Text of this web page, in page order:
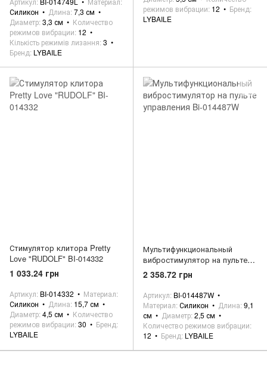
Силикон
Длина 7,3 см
Диаметр 3,3 см
Количество
режимов вибрации 12
Кількість режимів лизання 3
Бренд LYBAILE
режимов вибрации 12
Бренд
LYBAILE
Стимулятор клитора Pretty
Love "RUDOLF" BI-014332
1 033.24 грн
Артикул BI-014332
Материал
Силикон
Длина 15,7 см
Диаметр 4,5 см
Количество
режимов вибрации 30
Бренд
LYBAILE
Мультифункциональный
вибростимулятор на пульте
управления Bi-014487W
2 358.72 грн
Артикул BI-014487W
Материал Силикон Длина 9,1
см
Диаметр 2,5 см
Количество режимов вибрации
12
Бренд LYBAILE